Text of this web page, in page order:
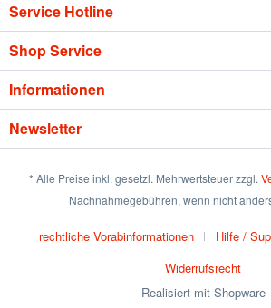
Service Hotline
Shop Service
Informationen
Newsletter
* Alle Preise inkl. gesetzl. Mehrwertsteuer zzgl.
Nachnahmegebühren, wenn nicht
rechtliche Vorabinformationen Hilfe /
Widerrufsrecht
Realisiert mit Shopware